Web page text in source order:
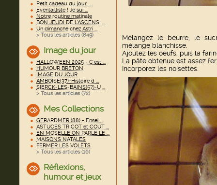
Petit cadeau du jour.. ...
Éventailliste ! Je sui ...
Notre routine matinale
BON JEUDI DE L'ASCENSI ...
Un dimanche chez Astri ...
> Tous les articles (849)
Image du jour
HALLOWEEN 2025 - C'est ...
HUMOUR BRETON
IMAGE DU JOUR
AMBOISE(37)-Histoire d ...
SIERCK-LES-BAINS(57)-U ...
> Tous les articles (72)
Mes Collections
GERARDMER (88) - Ensei ...
ASTUCES TRICOT et COUT ...
EN MOSELLE ON PARLE LE ...
MAISONS NATALES
FERMER LES VOLETS
> Tous les articles (16)
Réflexions,
humour et jeux
Mélangez le beurre, le
mélange blanchisse.
Ajoutez les oeufs, puis la
La pâte obtenue est assez
Incorporez les noisettes.